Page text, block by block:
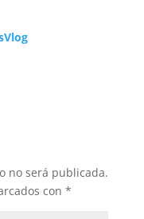
no será publicada.
con *